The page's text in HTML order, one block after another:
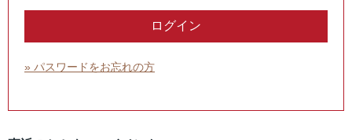
» パスワードをお忘れの方